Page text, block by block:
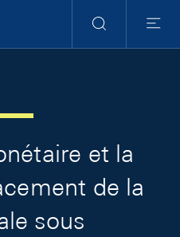
Ricerca
Menu
et la
de la
sous